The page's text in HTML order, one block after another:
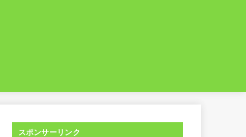
スポンサーリンク